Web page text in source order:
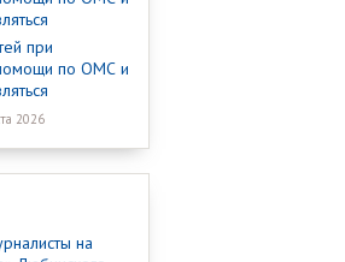
при
по ОМС и
2026